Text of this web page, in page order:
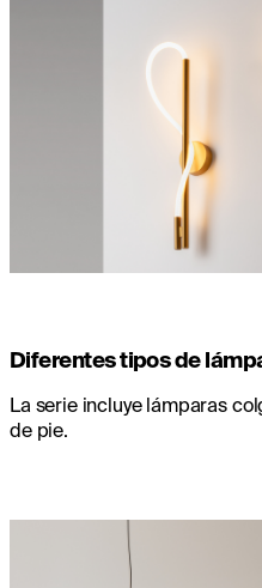
Diferentes tipos de
La serie incluye lámparas
de pie.